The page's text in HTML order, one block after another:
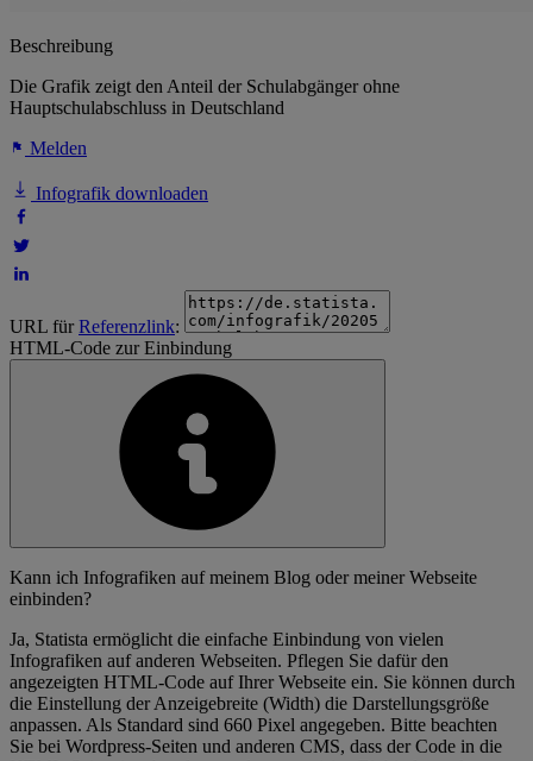
Beschreibung
Die Grafik zeigt den Anteil der Schulabgänger ohne
Hauptschulabschluss in Deutschland
Melden
Infografik downloaden
URL fürReferenzlink:
HTML-Code zur Einbindung
Kann ich Infografiken auf meinem Blog oder meiner Webseite
einbinden?
Ja, Statista ermöglicht die einfache Einbindung von vielen
Infografiken auf anderen Webseiten. Pflegen Sie dafür den
angezeigten HTML-Code auf Ihrer Webseite ein. Sie können durch
die Einstellung der Anzeigebreite (Width) die Darstellungsgröße
anpassen. Als Standard sind 660 Pixel angegeben. Bitte beachten
Sie bei Wordpress-Seiten und anderen CMS, dass der Code in die